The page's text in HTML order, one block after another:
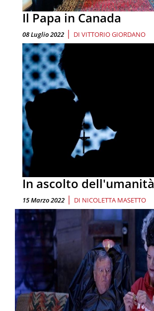
Il Papa in Canada
08 Luglio 2022 | DI VITTORIO GIORDANO
In ascolto dell'umanità
15 Marzo 2022 | DI NICOLETTA MASETTO